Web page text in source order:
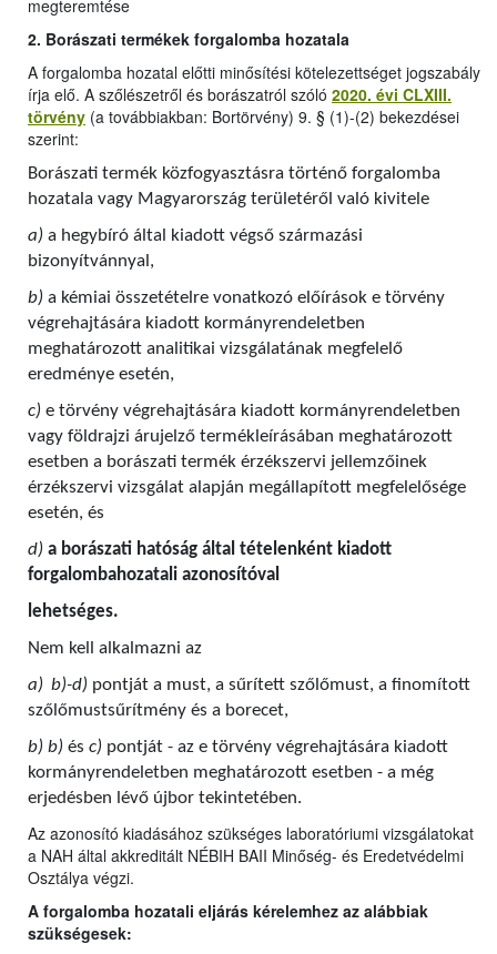
megteremtése
2. Borászati termékek forgalomba hozatala
A forgalomba hozatal előtti minősítési kötelezettséget jogszabály
írja elő. A szőlészetről és borászatról szóló 2020. évi CLXIII.
törvény (a továbbiakban: Bortörvény) 9. § (1)-(2) bekezdései
szerint:
Borászati termék közfogyasztásra történő forgalomba
hozatala vagy Magyarország területéről való kivitele
a) a hegybíró által kiadott végső származási
bizonyítvánnyal,
b) a kémiai összetételre vonatkozó előírások e törvény
végrehajtására kiadott kormányrendeletben
meghatározott analitikai vizsgálatának megfelelő
eredménye esetén,
c) e törvény végrehajtására kiadott kormányrendeletben
vagy földrajzi árujelző termékleírásában meghatározott
esetben a borászati termék érzékszervi jellemzőinek
érzékszervi vizsgálat alapján megállapított megfelelősége
esetén, és
d) a borászati hatóság által tételenként kiadott
forgalombahozatali azonosítóval
lehetséges.
Nem kell alkalmazni az
a) b)-d) pontját a must, a sűrített szőlőmust, a finomított
szőlőmustsűrítmény és a borecet,
b) b) és c) pontját - az e törvény végrehajtására kiadott
kormányrendeletben meghatározott esetben - a még
erjedésben lévő újbor tekintetében.
Az azonosító kiadásához szükséges laboratóriumi vizsgálatokat
a NAH által akkreditált NÉBIH BAII Minőség- és Eredetvédelmi
Osztálya végzi.
A forgalomba hozatali eljárás kérelemhez az alábbiak
szükségesek: